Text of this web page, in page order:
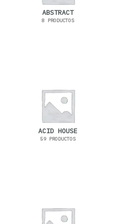
ABSTRACT
8 PRODUCTOS
ACID HOUSE
59 PRODUCTOS